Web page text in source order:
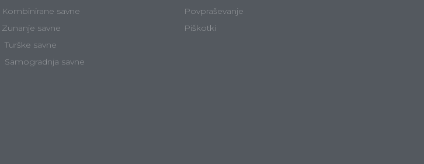
Kombinirane savne
Zunanje savne
Turške savne
Samogradnja savne
Povpraševanje
Piškotki